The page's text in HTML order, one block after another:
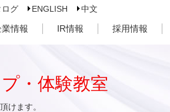
ログ ENGLISH 中文
情報 IR情報 採用情報
・体験教室
けます。